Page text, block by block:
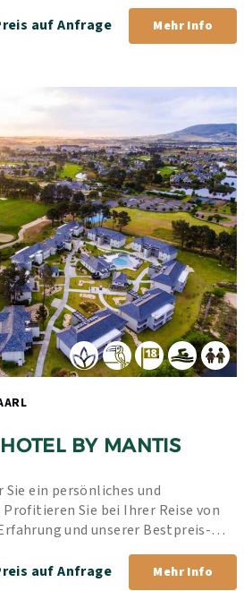
auf Anfrage
Mehr Info
BY MANTIS
ein persönliches und
Sie bei Ihrer Reise von
und unserer Bestpreis-
auf Anfrage
Mehr Info